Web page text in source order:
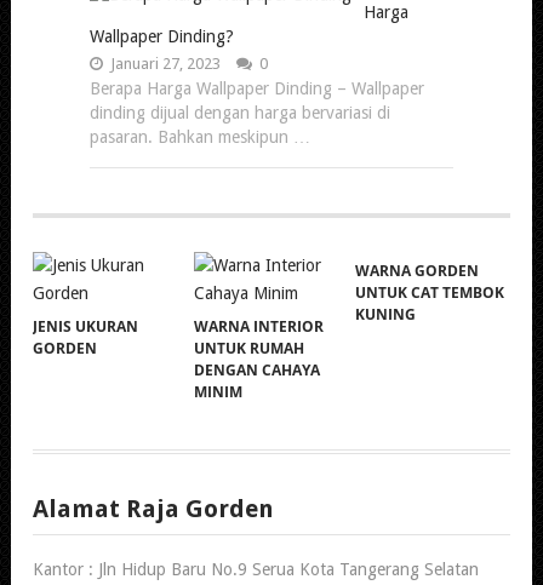
Harga
Wallpaper Dinding?
Januari 27, 2023 0
Berapa Harga Wallpaper Dinding – Wallpaper
dinding dijual dengan harga bervariasi di
pasaran. Bahkan meskipun …
JENIS UKURAN
GORDEN
WARNA INTERIOR
UNTUK RUMAH
DENGAN CAHAYA
MINIM
WARNA GORDEN
UNTUK CAT TEMBOK
KUNING
Alamat Raja Gorden
Kantor : Jln Hidup Baru No.9 Serua Kota Tangerang Selatan